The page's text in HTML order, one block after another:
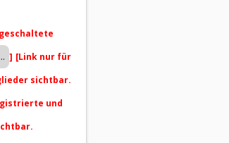
] [Link nur für
sichtbar.
und